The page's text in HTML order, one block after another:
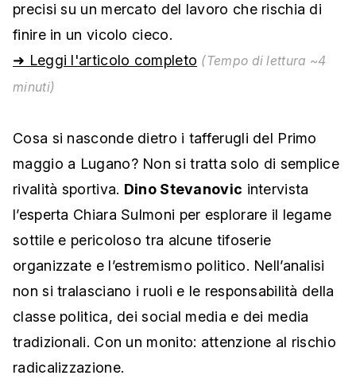
precisi su un mercato del lavoro che rischia di
finire in un vicolo cieco.
➜ Leggi l'articolo completo (Tempo di lettura ~4
minuti)
Cosa si nasconde dietro i tafferugli del Primo
maggio a Lugano? Non si tratta solo di semplice
rivalità sportiva. Dino Stevanovic intervista
l’esperta Chiara Sulmoni per esplorare il legame
sottile e pericoloso tra alcune tifoserie
organizzate e l’estremismo politico. Nell’analisi
non si tralasciano i ruoli e le responsabilità della
classe politica, dei social media e dei media
tradizionali. Con un monito: attenzione al rischio
radicalizzazione.